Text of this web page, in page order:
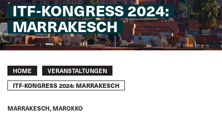
ITF-KONGRESS 2024:
MARRAKESCH
Breadcrumb
HOME VERANSTALTUNGEN
ITF-KONGRESS 2024: MARRAKESCH
MARRAKESCH, MAROKKO